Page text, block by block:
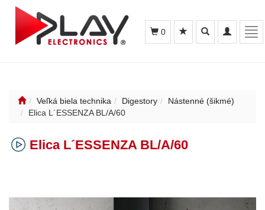
Toggle
navigation
Toggle
search
0
Veľká biela technika Digestory
Nástenné (šikmé)
Elica L´ESSENZA BL/A/60
Elica L´ESSENZA BL/A/60